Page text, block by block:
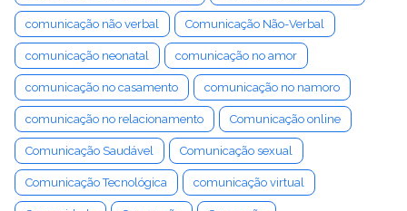
comunicação não verbal Comunicação Não-Verbal
comunicação neonatal comunicação no amor
comunicação no casamento comunicação no namoro
comunicação no relacionamento Comunicação online
Comunicação Saudável Comunicação sexual
Comunicação Tecnológica comunicação virtual